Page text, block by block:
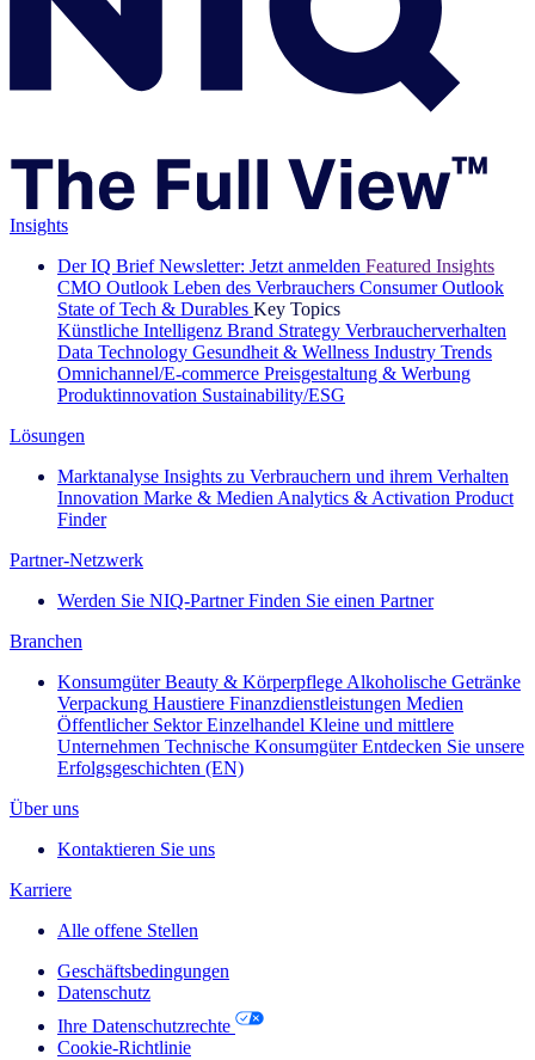
Insights
Der IQ Brief Newsletter: Jetzt anmelden Featured Insights
CMO Outlook Leben des Verbrauchers Consumer Outlook
State of Tech & Durables Key Topics
Künstliche Intelligenz Brand Strategy Verbraucherverhalten
Data Technology Gesundheit & Wellness Industry Trends
Omnichannel/E-commerce Preisgestaltung & Werbung
Produktinnovation Sustainability/ESG
Lösungen
Marktanalyse Insights zu Verbrauchern und ihrem Verhalten
Innovation Marke & Medien Analytics & Activation Product
Finder
Partner-Netzwerk
Werden Sie NIQ-Partner Finden Sie einen Partner
Branchen
Konsumgüter Beauty & Körperpflege Alkoholische Getränke
Verpackung Haustiere Finanzdienstleistungen Medien
Öffentlicher Sektor Einzelhandel Kleine und mittlere
Unternehmen Technische Konsumgüter Entdecken Sie unsere
Erfolgsgeschichten (EN)
Über uns
Kontaktieren Sie uns
Karriere
Alle offene Stellen
Geschäftsbedingungen
Datenschutz
Ihre Datenschutzrechte
Cookie-Richtlinie